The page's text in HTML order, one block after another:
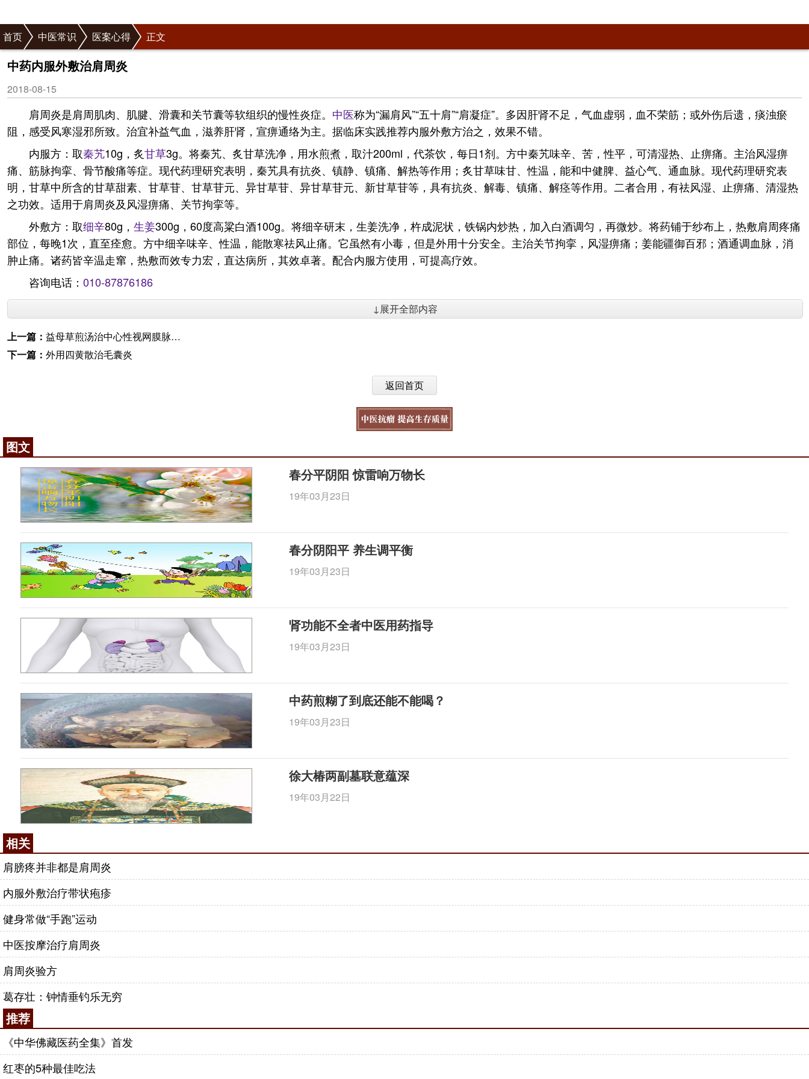
首页 中医常识 医案心得 正文
中药内服外敷治肩周炎
2018-08-15
肩周炎是肩周肌肉、肌腱、滑囊和关节囊等软组织的慢性炎症。 中医称为“漏肩风”“五十肩”“肩凝症”。多因肝肾不足，气血虚弱，血不荣筋；或外伤后遗，痰浊瘀
阻，感受风寒湿邪所致。治宜补益气血，滋养肝肾，宣痹通络为主。据临床实践推荐内服外敷方治之，效果不错。
内服方：取秦艽10g，炙甘草3g。将秦艽、炙甘草洗净，用水煎煮，取汁200ml，代茶饮，每日1剂。方中秦艽味辛、苦，性平，可清湿热、止痹痛。主治风湿痹
痛、筋脉拘挛、骨节酸痛等症。现代药理研究表明，秦艽具有抗炎、镇静、镇痛、解热等作用；炙甘草味甘、性温，能和中健脾、益心气、通血脉。现代药理研究表
明，甘草中所含的甘草甜素、甘草苷、甘草苷元、异甘草苷、异甘草苷元、新甘草苷等，具有抗炎、解毒、镇痛、解痉等作用。二者合用，有祛风湿、止痹痛、清湿热
之功效。适用于肩周炎及风湿痹痛、关节拘挛等。
外敷方：取细辛80g， 生姜300g，60度高粱白酒100g。将细辛研末，生姜洗净，杵成泥状，铁锅内炒热，加入白酒调匀，再微炒。将药铺于纱布上，热敷肩周疼痛
部位，每晚1次，直至痊愈。方中细辛味辛、性温，能散寒祛风止痛。它虽然有小毒，但是外用十分安全。主治关节拘挛，风湿痹痛；姜能疆御百邪；酒通调血脉，消
肿止痛。诸药皆辛温走窜，热敷而效专力宏，直达病所，其效卓著。配合内服方使用，可提高疗效。
咨询电话： 010-87876186
↓展开全部内容
上一篇： 益母草煎汤治中心性视网膜脉络膜炎
下一篇： 外用四黄散治毛囊炎
返回首页
图文
春分平阴阳 惊雷响万物长
19年03月23日
春分阴阳平 养生调平衡
19年03月23日
肾功能不全者中医用药指导
19年03月23日
中药煎糊了到底还能不能喝？
19年03月23日
徐大椿两副墓联意蕴深
19年03月22日
相关
肩膀疼并非都是肩周炎
内服外敷治疗带状疱疹
健身常做“手跑”运动
中医按摩治疗肩周炎
肩周炎验方
葛存壮：钟情垂钓乐无穷
推荐
《中华佛藏医药全集》首发
红枣的5种最佳吃法